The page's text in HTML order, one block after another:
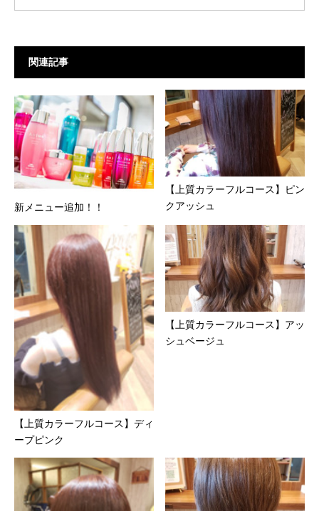
関連記事
新メニュー追加！！
【上質カラーフルコース】ピン
クアッシュ
【上質カラーフルコース】ディ
ープピンク
【上質カラーフルコース】アッ
シュベージュ